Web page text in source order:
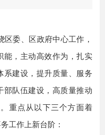
委、区政府中心工作，
能，主动高效作为，扎实
建设，提升质量、服务
队伍建设，高质量推动
重点从以下三个方面着
工作上新台阶：